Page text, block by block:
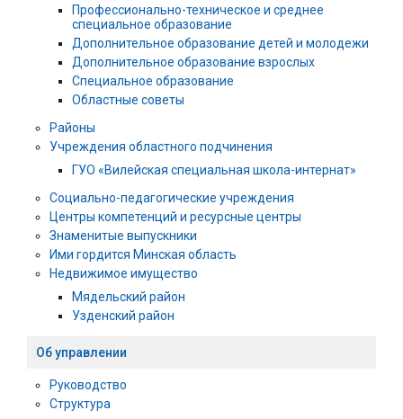
Профессионально-техническое и среднее
специальное образование
Дополнительное образование детей и молодежи
Дополнительное образование взрослых
Специальное образование
Областные советы
Районы
Учреждения областного подчинения
ГУО «Вилейская специальная школа-интернат»
Социально-педагогические учреждения
Центры компетенций и ресурсные центры
Знаменитые выпускники
Ими гордится Минская область
Недвижимое имущество
Мядельский район
Узденский район
Об управлении
Руководство
Структура